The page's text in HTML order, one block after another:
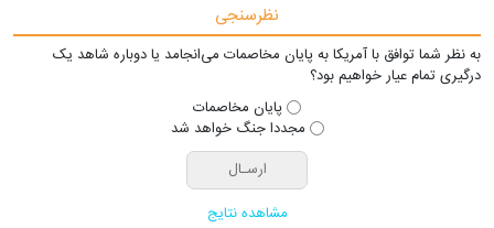
نظرسنجی
به نظر شما توافق با آمریکا به پایان مخاصمات می‌انجامد یا دوباره شاهد یک
درگیری تمام عیار خواهیم بود؟
پایان مخاصمات
مجددا جنگ خواهد شد
مشاهده نتایج